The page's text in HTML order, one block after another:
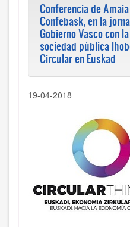
Conferencia de
Confebask, en la
Gobierno Vasco con
sociedad pública
Circular en Euskad
19-04-2018